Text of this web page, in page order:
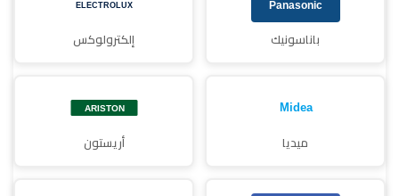
باناسونيك إلكترولوكس
ميديا أريستون